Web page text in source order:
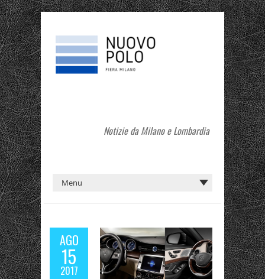
Notizie da Milano e Lombardia
AGO
15
2017